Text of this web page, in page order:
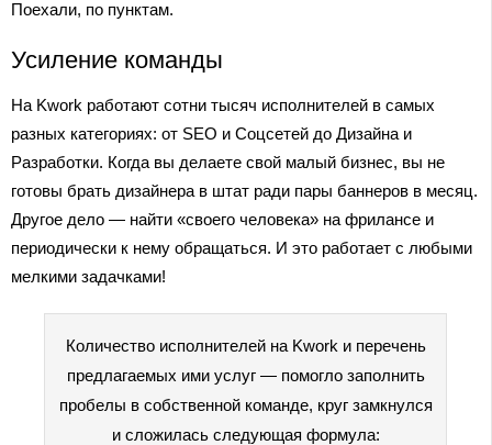
Поехали, по пунктам.
Усиление команды
На Kwork работают сотни тысяч исполнителей в самых
разных категориях: от SEO и Соцсетей до Дизайна и
Разработки. Когда вы делаете свой малый бизнес, вы не
готовы брать дизайнера в штат ради пары баннеров в месяц.
Другое дело — найти «своего человека» на фрилансе и
периодически к нему обращаться. И это работает с любыми
мелкими задачками!
Количество исполнителей на Kwork и перечень
предлагаемых ими услуг — помогло заполнить
пробелы в собственной команде, круг замкнулся
и сложилась следующая формула: